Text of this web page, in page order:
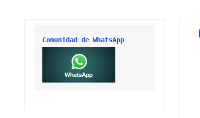
Comunidad de WhatsApp